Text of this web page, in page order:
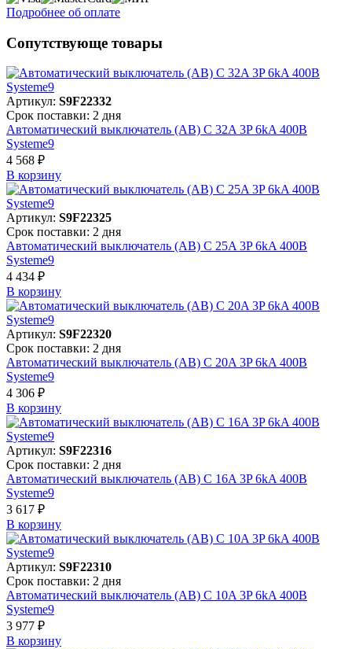
Подробнее об оплате
Сопутствующе товары
Артикул: S9F22332
Срок поставки: 2 дня
Автоматический выключатель (АВ) C 32A 3P 6kA 400В
Systeme9
4 568 ₽
В корзинy
Артикул: S9F22325
Срок поставки: 2 дня
Автоматический выключатель (АВ) C 25A 3P 6kA 400В
Systeme9
4 434 ₽
В корзинy
Артикул: S9F22320
Срок поставки: 2 дня
Автоматический выключатель (АВ) C 20A 3P 6kA 400В
Systeme9
4 306 ₽
В корзинy
Артикул: S9F22316
Срок поставки: 2 дня
Автоматический выключатель (АВ) C 16A 3P 6kA 400В
Systeme9
3 617 ₽
В корзинy
Артикул: S9F22310
Срок поставки: 2 дня
Автоматический выключатель (АВ) C 10A 3P 6kA 400В
Systeme9
3 977 ₽
В корзинy